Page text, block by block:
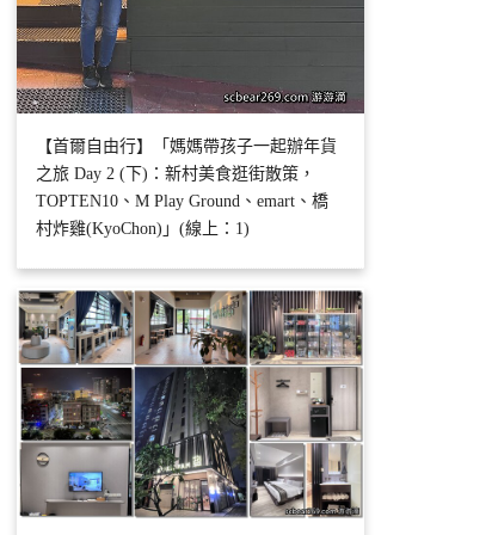
【首爾自由行】「媽媽帶孩子一起辦年貨
之旅 Day 2 (下)：新村美食逛街散策，
TOPTEN10、M Play Ground、emart、橋
村炸雞(KyoChon)」(線上：1)